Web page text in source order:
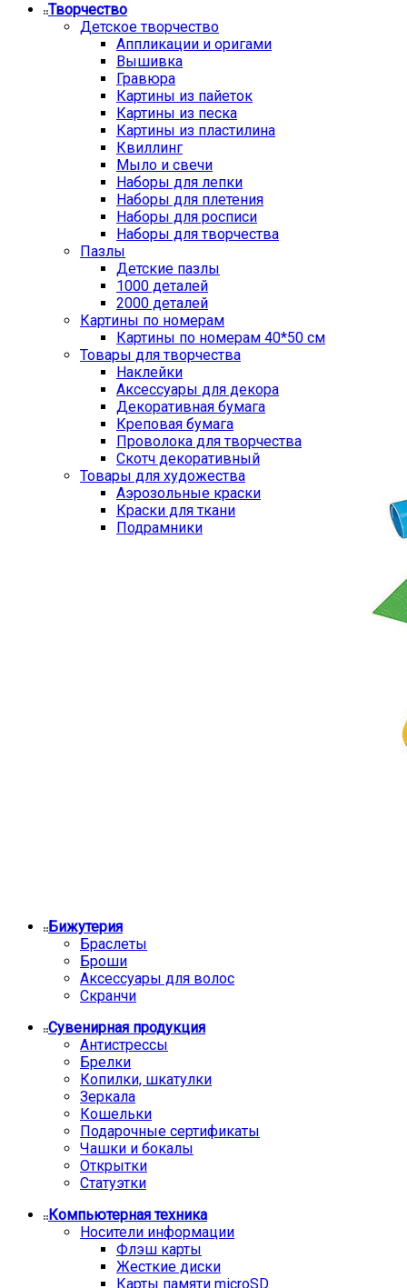
Творчество
Детское творчество
Аппликации и оригами
Вышивка
Гравюра
Картины из пайеток
Картины из песка
Картины из пластилина
Квиллинг
Мыло и свечи
Наборы для лепки
Наборы для плетения
Наборы для росписи
Наборы для творчества
Пазлы
Детские пазлы
1000 деталей
2000 деталей
Картины по номерам
Картины по номерам 40*50 см
Товары для творчества
Наклейки
Аксессуары для декора
Декоративная бумага
Креповая бумага
Проволока для творчества
Скотч декоративный
Товары для художества
Аэрозольные краски
Краски для ткани
Подрамники
Бижутерия
Браслеты
Броши
Аксессуары для волос
Скранчи
Сувенирная продукция
Антистрессы
Брелки
Копилки, шкатулки
Зеркала
Кошельки
Подарочные сертификаты
Чашки и бокалы
Открытки
Статуэтки
Компьютерная техника
Носители информации
Флэш карты
Жесткие диски
Карты памяти microSD